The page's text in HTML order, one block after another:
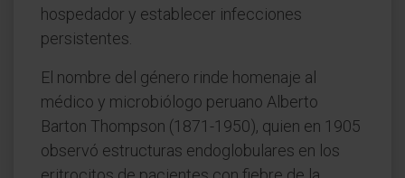
hospedador y establecer infecciones
persistentes.
El nombre del género rinde homenaje al
médico y microbiólogo peruano Alberto
Barton Thompson (1871-1950), quien en 1905
observó estructuras endoglobulares en los